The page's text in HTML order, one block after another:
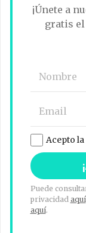
¡Únete a
gratis
Acepto la
Puede
privacidad aquí
aquí.